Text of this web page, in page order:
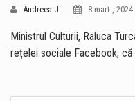
Andreea J 8 mart., 2024
Ministrul Culturii, Raluca
rețelei sociale Facebook, că